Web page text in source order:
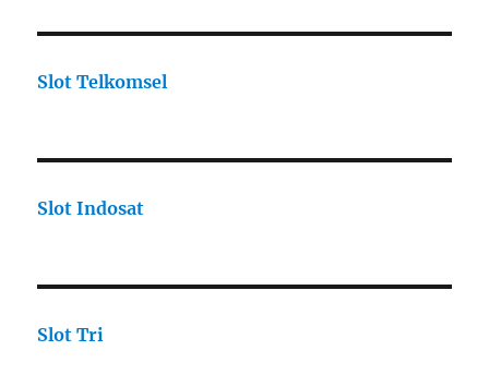
Slot Telkomsel
Slot Indosat
Slot Tri